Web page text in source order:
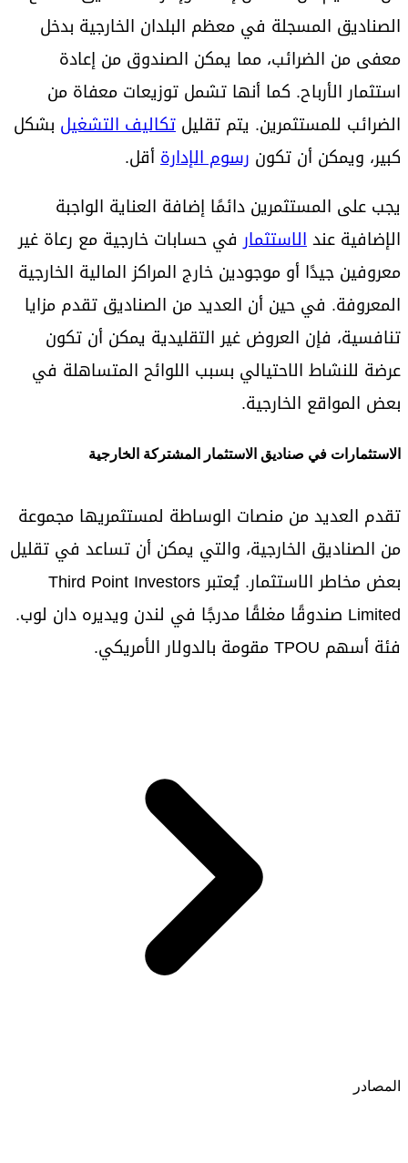
الصناديق المسجلة في معظم البلدان الخارجية بدخل
معفى من الضرائب، مما يمكن الصندوق من إعادة
استثمار الأرباح. كما أنها تشمل توزيعات معفاة من
الضرائب للمستثمرين. يتم تقليل تكاليف التشغيل بشكل
كبير، ويمكن أن تكون رسوم الإدارةأقل.
يجب على المستثمرين دائمًا إضافة العناية الواجبة
الإضافية عندالاستثمارفي حسابات خارجية مع رعاة غير
معروفين جيدًا أو موجودين خارج المراكز المالية الخارجية
المعروفة. في حين أن العديد من الصناديق تقدم مزايا
تنافسية، فإن العروض غير التقليدية يمكن أن تكون
عرضة للنشاط الاحتيالي بسبب اللوائح المتساهلة في
بعض المواقع الخارجية.
الاستثمارات في صناديق الاستثمار المشتركة الخارجية
تقدم العديد من منصات الوساطة لمستثمريها مجموعة
من الصناديق الخارجية، والتي يمكن أن تساعد في تقليل
بعض مخاطر الاستثمار. يُعتبر Third Point Investors
Limited صندوقًا مغلقًا مدرجًا في لندن ويديره دان لوب.
فئة أسهم TPOU مقومة بالدولار الأمريكي.
المصادر